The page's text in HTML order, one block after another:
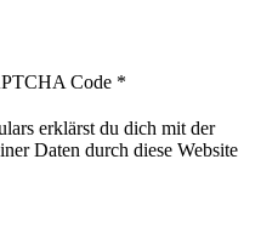
Code *
erklärst du dich mit der
Daten durch diese Website